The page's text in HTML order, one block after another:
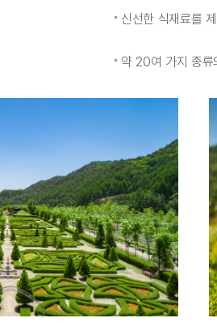
신선한 식재료를
약 20여 가지 종류